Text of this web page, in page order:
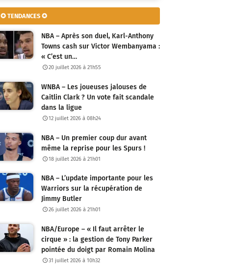
✪ TENDANCES ✪
NBA – Après son duel, Karl-Anthony
Towns cash sur Victor Wembanyama :
« C’est un…
20 juillet 2026 à 21h55
WNBA – Les joueuses jalouses de
Caitlin Clark ? Un vote fait scandale
dans la ligue
12 juillet 2026 à 08h24
NBA – Un premier coup dur avant
même la reprise pour les Spurs !
18 juillet 2026 à 21h01
NBA – L’update importante pour les
Warriors sur la récupération de
Jimmy Butler
26 juillet 2026 à 21h01
NBA/Europe – « Il faut arrêter le
cirque » : la gestion de Tony Parker
pointée du doigt par Romain Molina
31 juillet 2026 à 10h32